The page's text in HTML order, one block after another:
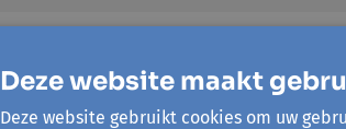
Prijs
Deze website maakt
Deze website gebruikt cookies om uw